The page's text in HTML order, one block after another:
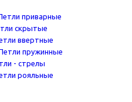
приварные
скрытые
ввертные
пружинные
- стрелы
рояльные